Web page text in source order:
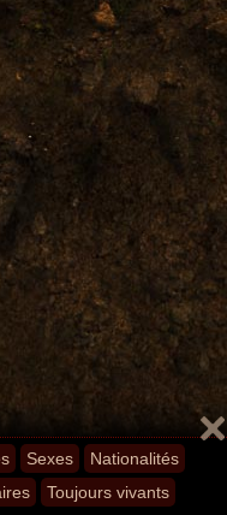
Sexes
Nationalités
Toujours vivants